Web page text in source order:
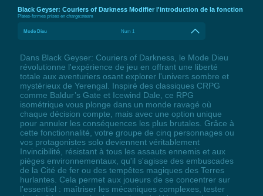
Black Geyser: Couriers of Darkness Modifier l'introduction de la fonction
Plates-formes prises en charge:steam
Mode Dieu Num 1
Dans Black Geyser: Couriers of Darkness, le Mode Dieu
révolutionne l'expérience de jeu en offrant une liberté
totale aux aventuriers osant explorer l'univers sombre et
mystérieux de Yerengal. Inspiré des classiques CRPG
comme Baldur’s Gate et Icewind Dale, ce RPG
isométrique vous plonge dans un monde ravagé où
chaque décision compte, mais avec une option unique
pour annuler les conséquences les plus brutales. Grâce à
cette fonctionnalité, votre groupe de cinq personnages ou
vos protagonistes solo deviennent véritablement
Invincibilité, résistant à tous les assauts ennemis et aux
pièges environnementaux, qu'il s'agisse des embuscades
de la Cité de fer ou des tempêtes magiques des Terres
hurlantes. Cela permet aux joueurs de se concentrer sur
l'essentiel : maîtriser les mécaniques complexes, tester